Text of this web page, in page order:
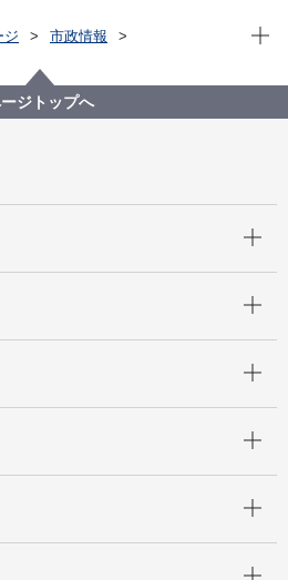
ジ
市政情報
ス感染症による新たな市内の患者確
現在
ジトップへ